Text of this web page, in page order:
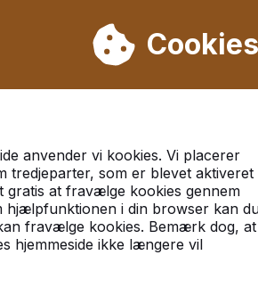
31 til uge 33. Så tag venligst højde
Cookies
anvender vi kookies. Vi placerer
tredjeparter, som er blevet aktiveret
gratis at fravælge kookies gennem
hjælpfunktionen i din browser kan
fravælge kookies. Bemærk dog, at
hjemmeside ikke længere vil
Kunder vurderer HeBlad med et 9.3